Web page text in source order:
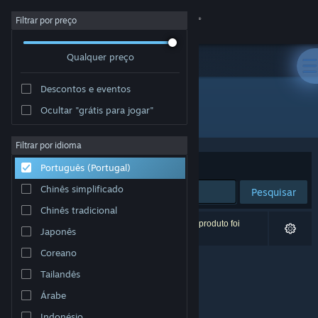
Iniciar sessão
Sobre
Apoio
Alterar idioma
Instala a app móvel do Steam
Ver versão para computadores
Filtrar por preço
Qualquer preço
Descontos e eventos
Ocultar "grátis para jogar"
Filtrar por idioma
Português (Portugal)
Chinês simplificado
Chinês tradicional
Japonês
Coreano
Tailandês
Árabe
Developer: ShieldWork Studios
Ordenar por Relevância
Pesquisar
0 resultados correspondentes à tua pesquisa. 1 produto foi
excluído com base nas tuas preferências.